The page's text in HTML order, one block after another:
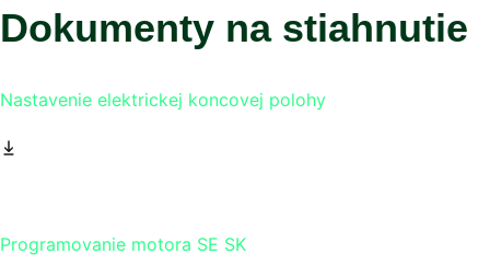
Dokumenty na stiahnutie
Nastavenie elektrickej koncovej polohy
Programovanie motora SE SK